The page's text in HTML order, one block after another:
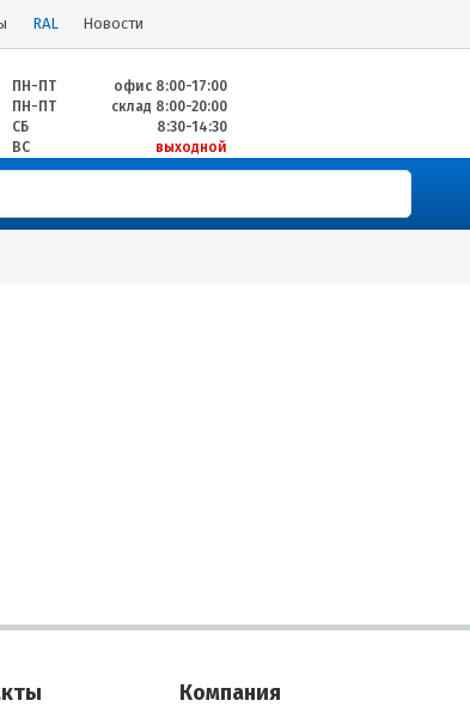
RAL Новости
ПН-ПТ
офис 8:00-17:00
ПН-ПТ
склад 8:00-20:00
СБ
8:30-14:30
ВС
выходной
Компания